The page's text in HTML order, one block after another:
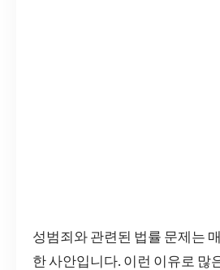
성범죄와 관련된 법률 문제는
한 사안입니다. 이런 이유로 많